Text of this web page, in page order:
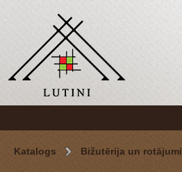
Katalogs Bižutērija un rotājumi